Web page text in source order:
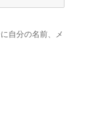
自分の名前、メ